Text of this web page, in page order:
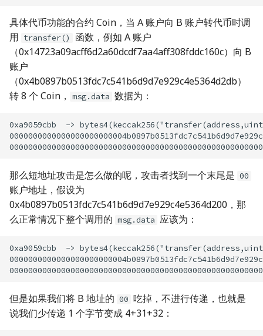
具体代币功能的合约 Coin，当 A 账户向 B 账户转代币时调
用 transfer()
函数，例如 A 账户
（0x14723a09acff6d2a60dcdf7aa4aff308fddc160c）向 B
账户
（0x4b0897b0513fdc7c541b6d9d7e929c4e5364d2db）
转 8 个 Coin，
msg.data 数据为：
0xa9059cbb  ->
那么短地址攻击是怎么做的呢，攻击者找到一个末尾是 00
账户地址，假设为
0x4b0897b0513fdc7c541b6d9d7e929c4e5364d200，那
么正常情况下整个调用的 msg.data 应该为：
0xa9059cbb  ->
但是如果我们将 B 地址的 00 吃掉，不进行传递，也就是
说我们少传递 1 个字节变成 4+31+32：